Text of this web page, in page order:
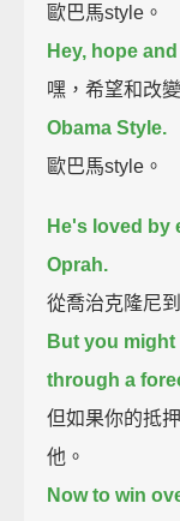
歐巴馬style。
Hey, hope
嘿，希望和改
Obama Style.
歐巴馬style。
He's loved by
Oprah.
從喬治克隆尼
But you
through a
但如果你的抵
他。
Now to win